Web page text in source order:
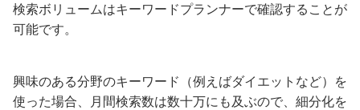
検索ボリュームはキーワードプランナーで確認することが
可能です。
興味のある分野のキーワード（例えばダイエットなど）を
使った場合、月間検索数は数十万にも及ぶので、細分化を